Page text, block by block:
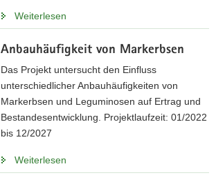
Weiterlesen
Anbauhäufigkeit von Markerbsen
Das Projekt untersucht den Einfluss
unterschiedlicher Anbauhäufigkeiten von
Markerbsen und Leguminosen auf Ertrag und
Bestandesentwicklung. Projektlaufzeit: 01/2022
bis 12/2027
Weiterlesen